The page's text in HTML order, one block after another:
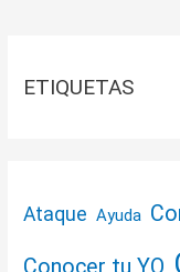
ETIQUETAS
Ataque Ayuda
Conocer tu YO